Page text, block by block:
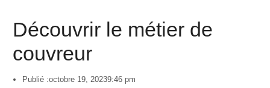
Découvrir le métier de
couvreur
Publié :octobre 19, 20239:46 pm